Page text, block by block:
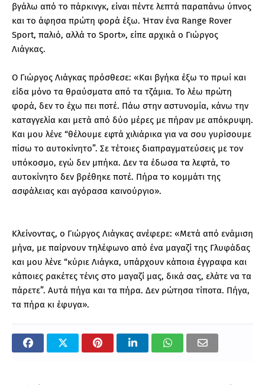
βγάλω από το πάρκινγκ, είναι πέντε λεπτά παραπάνω ύπνος
και το άφησα πρώτη φορά έξω. Ήταν ένα Range Rover
Sport, παλιό, αλλά το Sport», είπε αρχικά ο Γιώργος
Λιάγκας.
Ο Γιώργος Λιάγκας πρόσθεσε: «Και βγήκα έξω το πρωί και
είδα μόνο τα θραύσματα από τα τζάμια. Το λέω πρώτη
φορά, δεν το έχω πει ποτέ. Πάω στην αστυνομία, κάνω την
καταγγελία και μετά από δύο μέρες με πήραν με απόκρυψη.
Και μου λένε “θέλουμε εφτά χιλιάρικα για να σου γυρίσουμε
πίσω το αυτοκίνητο”. Σε τέτοιες διαπραγματεύσεις με τον
υπόκοσμο, εγώ δεν μπήκα. Δεν τα έδωσα τα λεφτά, το
αυτοκίνητο δεν βρέθηκε ποτέ. Πήρα το κομμάτι της
ασφάλειας και αγόρασα καινούργιο».
Κλείνοντας, ο Γιώργος Λιάγκας ανέφερε: «Μετά από ενάμιση
μήνα, με παίρνουν τηλέφωνο από ένα μαγαζί της Γλυφάδας
και μου λένε “κύριε Λιάγκα, υπάρχουν κάποια έγγραφα και
κάποιες ρακέτες τένις στο μαγαζί μας, δικά σας, ελάτε να τα
πάρετε”. Αυτά πήγα και τα πήρα. Δεν ρώτησα τίποτα. Πήγα,
τα πήρα κι έφυγα».